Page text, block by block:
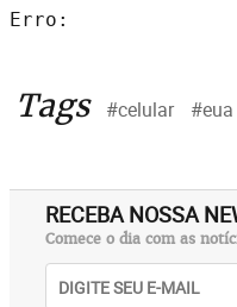
Erro:
Tags #celular #eua
RECEBA NOSSA
Comece o dia com as